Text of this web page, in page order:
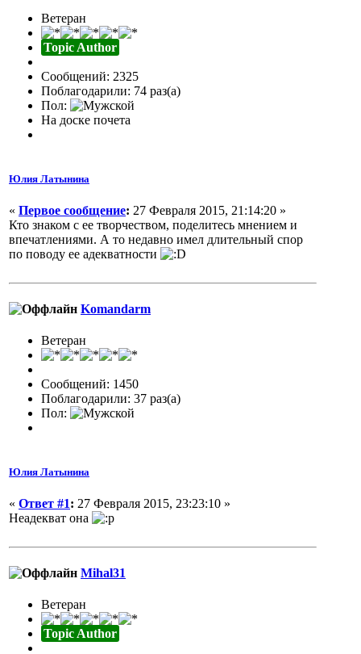
Ветеран
Topic Author
Сообщений: 2325
Поблагодарили: 74 раз(а)
Пол:
На доске почета
Юлия Латынина
« Первое сообщение: 27 Февраля 2015, 21:14:20 »
Кто знаком с ее творчеством, поделитесь мнением и
впечатлениями. А то недавно имел длительный спор
по поводу ее адекватности
Komandarm
Ветеран
Сообщений: 1450
Поблагодарили: 37 раз(а)
Пол:
Юлия Латынина
« Ответ #1: 27 Февраля 2015, 23:23:10 »
Неадекват она
Mihal31
Ветеран
Topic Author